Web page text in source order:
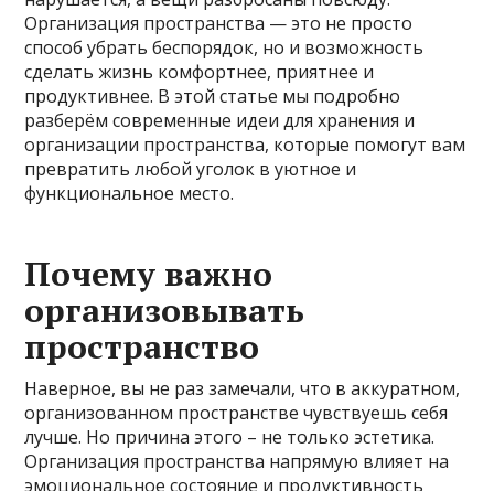
Организация пространства — это не просто
способ убрать беспорядок, но и возможность
сделать жизнь комфортнее, приятнее и
продуктивнее. В этой статье мы подробно
разберём современные идеи для хранения и
организации пространства, которые помогут вам
превратить любой уголок в уютное и
функциональное место.
Почему важно
организовывать
пространство
Наверное, вы не раз замечали, что в аккуратном,
организованном пространстве чувствуешь себя
лучше. Но причина этого – не только эстетика.
Организация пространства напрямую влияет на
эмоциональное состояние и продуктивность